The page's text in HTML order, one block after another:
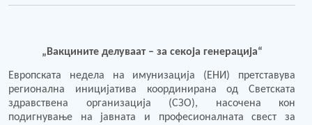
„Вакцините делуваат – за секоја генерација“
Европската недела на имунизација (ЕНИ) претставува
регионална иницијатива координирана од Светската
здравствена организација (СЗО), насочена кон
подигнување на јавната и професионалната свест за